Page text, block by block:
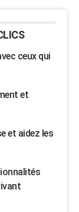
ceux qui
et
et aidez les